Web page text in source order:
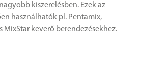
kiszerelésben. Ezek az
használhatók pl. Pentamix,
MixStar keverő berendezésekhez.